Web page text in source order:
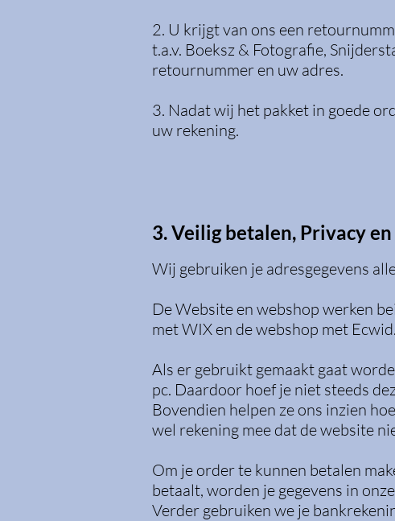
2. U krijgt van ons een
t.a.v. Boeksz & Fotografie,
retournummer en uw adres.
3. Nadat wij het pakket in goede
uw rekening.
3. Veilig betalen, Privacy
Wij gebruiken je adresgegevens
De Website en webshop werken
met WIX en de webshop met Ecwid.
Als er gebruikt gemaakt gaat
pc. Daardoor hoef je niet steeds
Bovendien helpen ze ons inzien
wel rekening mee dat de website
Om je order te kunnen betalen
betaalt, worden je gegevens in
Verder gebruiken we je